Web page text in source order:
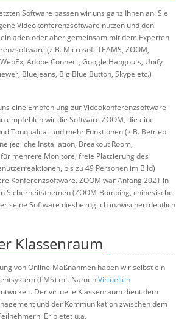
Software passen wir uns ganz Ihnen an: Sie
Videokonferenzsoftware nutzen und den
oder aber gemeinsam mit dem Experten
(z.B. Microsoft TEAMS, ZOOM,
Adobe Connect, Google Hangouts, Unify
BlueJeans, Big Blue Button, Skype etc.)
eine Empfehlung zur Videokonferenzsoftware
empfehlen wir die Software ZOOM, die eine
Tonqualität und mehr Funktionen (z.B. Betrieb
jegliche Installation, Breakout Room,
mehrere Monitore, freie Platzierung des
bis zu 49 Personen im Bild)
Konferenzsoftware. ZOOM war Anfang 2021 in
Sicherheitsthemen (ZOOM-Bombing, chinesische
seine Software diesbezüglich inzwischen deutlich
Klassenraum
von Online-Maßnahmen haben wir selbst ein
(LMS) mit NamenVirtuellen
Der virtuelle Klassenraum dient dem
und der Kommunikation zwischen dem
Er bietet u.a.